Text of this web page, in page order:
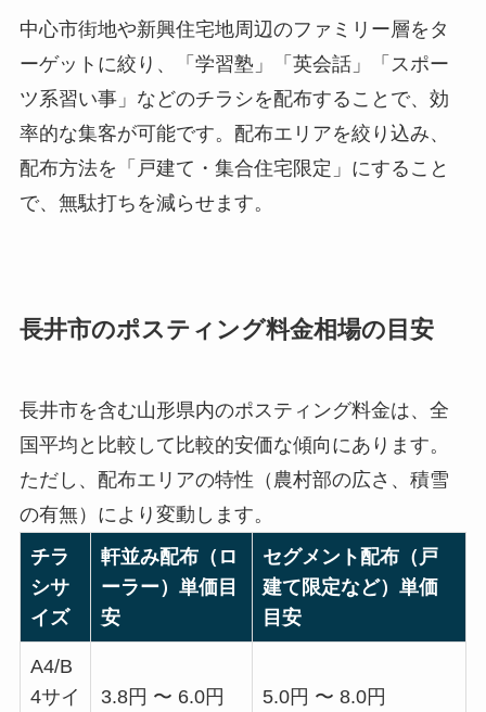
中心市街地や新興住宅地周辺のファミリー層をタ
ーゲットに絞り、「学習塾」「英会話」「スポー
ツ系習い事」などのチラシを配布することで、効
率的な集客が可能です。配布エリアを絞り込み、
配布方法を「戸建て・集合住宅限定」にすること
で、無駄打ちを減らせます。
長井市のポスティング料金相場の目安
長井市を含む山形県内のポスティング料金は、全
国平均と比較して比較的安価な傾向にあります。
ただし、配布エリアの特性（農村部の広さ、積雪
の有無）により変動します。
チラ
シサ
イズ
軒並み配布（ロ
ーラー）単価目
安
セグメント配布（戸
建て限定など）単価
目安
A4/B
4サイ
3.8円 〜 6.0円 5.0円 〜 8.0円